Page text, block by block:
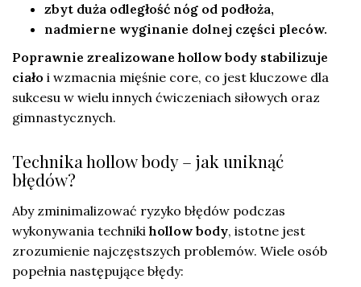
zbyt duża odległość nóg od podłoża,
nadmierne wyginanie dolnej części pleców.
Poprawnie zrealizowane hollow body stabilizuje
ciało i wzmacnia mięśnie core, co jest kluczowe dla
sukcesu w wielu innych ćwiczeniach siłowych oraz
gimnastycznych.
Technika hollow body – jak uniknąć
błędów?
Aby zminimalizować ryzyko błędów podczas
wykonywania techniki hollow body, istotne jest
zrozumienie najczęstszych problemów. Wiele osób
popełnia następujące błędy: